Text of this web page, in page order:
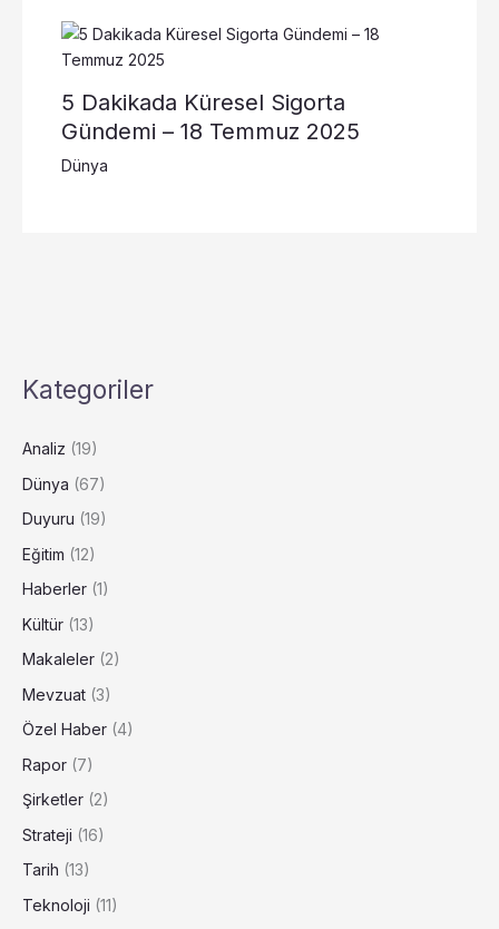
5 Dakikada Küresel Sigorta
Gündemi – 18 Temmuz 2025
Dünya
Kategoriler
Analiz (19)
Dünya (67)
Duyuru (19)
Eğitim (12)
Haberler (1)
Kültür (13)
Makaleler (2)
Mevzuat (3)
Özel Haber (4)
Rapor (7)
Şirketler (2)
Strateji (16)
Tarih (13)
Teknoloji (11)